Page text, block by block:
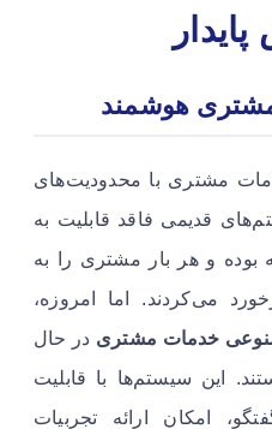
هوشمند
مشتری با محدودیت‌های
قدیمی فاقد قابلیت به
بوده و هر بار مشتری را به
می‌کردند. اما امروزه،
خدمات مشتری در حال
این سیستم‌ها با قابلیت
امکان ارائه تجربیات